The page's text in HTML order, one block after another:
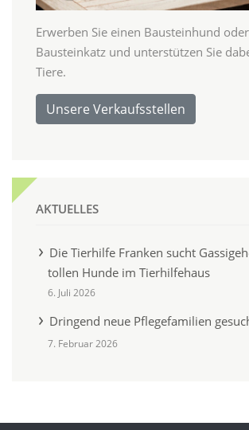
Erwerben Sie einen Bausteinhund
Bausteinkatz und unterstützen Sie
Tiere.
Unsere Verkaufsstellen
AKTUELLES
Die Tierhilfe Franken sucht
tollen Hunde im Tierhilfehaus
6. Juli 2026
Dringend neue Pflegefamilien
7. Februar 2026